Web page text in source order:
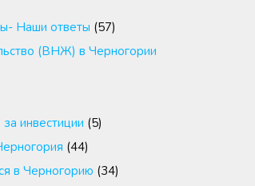
Наши ответы (57)
(ВНЖ) в Черногории
инвестиции (5)
(44)
в Черногорию (34)